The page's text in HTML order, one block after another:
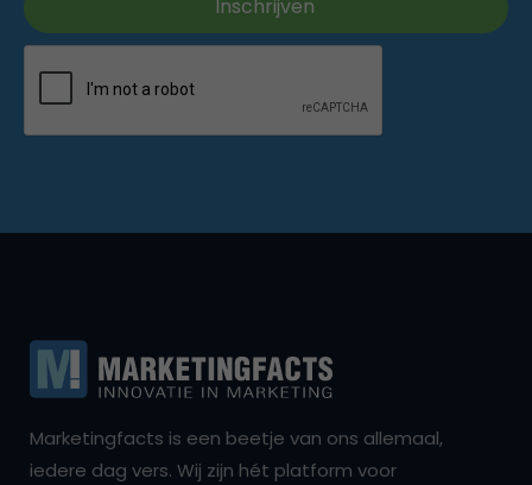
Marketingfacts is een beetje van ons allemaal,
iedere dag vers. Wij zijn hét platform voor